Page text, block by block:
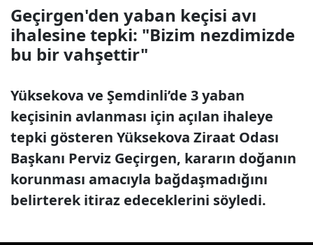
Geçirgen'den yaban keçisi avı
ihalesine tepki: "Bizim nezdimizde
bu bir vahşettir"
Yüksekova ve Şemdinli’de 3 yaban
keçisinin avlanması için açılan ihaleye
tepki gösteren Yüksekova Ziraat Odası
Başkanı Perviz Geçirgen, kararın doğanın
korunması amacıyla bağdaşmadığını
belirterek itiraz edeceklerini söyledi.